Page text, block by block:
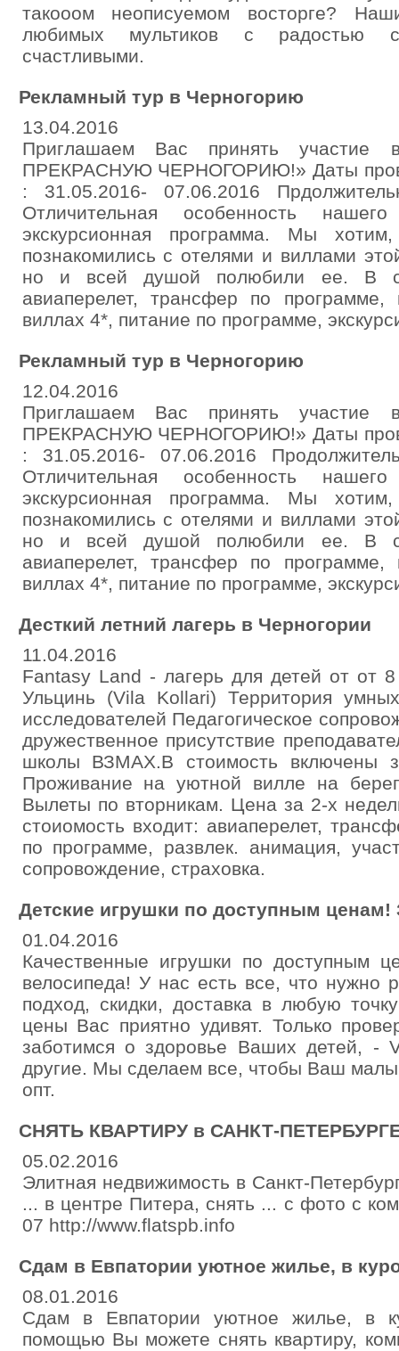
такооом неописуемом восторге?
любимых мультиков с радостью
счастливыми.
Рекламный тур в Черногорию
13.04.2016
Приглашаем Вас принять
ПРЕКРАСНУЮ ЧЕРНОГОРИЮ!» Даты
: 31.05.2016- 07.06.2016
Отличительная особенность
экскурсионная программа. Мы
познакомились с отелями и виллами
но и всей душой полюбили ее. В
авиаперелет, трансфер по
виллах 4*, питание по программе,
Рекламный тур в Черногорию
12.04.2016
Приглашаем Вас принять
ПРЕКРАСНУЮ ЧЕРНОГОРИЮ!» Даты
: 31.05.2016- 07.06.2016
Отличительная особенность
экскурсионная программа. Мы
познакомились с отелями и виллами
но и всей душой полюбили ее. В
авиаперелет, трансфер по
виллах 4*, питание по программе,
Десткий летний лагерь в Черногории
11.04.2016
Fantasy Land - лагерь для детей от от
Ульцинь (Vila Kollari) Территория
исследователей Педагогическое
дружественное присутствие
школы ВЗМАХ.В стоимость включены
Проживание на уютной вилле на
Вылеты по вторникам. Цена за 2-х
стоиомость входит: авиаперелет,
по программе, развлек. анимация,
сопровождение, страховка.
Детские игрушки по доступным ценам!
01.04.2016
Качественные игрушки по доступным
велосипеда! У нас есть все, что нужно
подход, скидки, доставка в любую
цены Вас приятно удивят. Только
заботимся о здоровье Ваших детей, -
другие. Мы сделаем все, чтобы Ваш
опт.
СНЯТЬ КВАРТИРУ в САНКТ-ПЕТЕРБУРГЕ
05.02.2016
Элитная недвижимость в Санкт-
... в центре Питера, снять ... с фото с
07 http://www.flatspb.info
Сдам в Евпатории уютное жилье, в
08.01.2016
Сдам в Евпатории уютное жилье, в
помощью Вы можете снять квартиру,